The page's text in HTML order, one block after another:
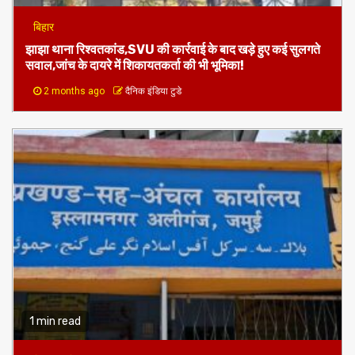
बिहार
झाझा थाना रिश्वतकांड,SVU की कार्रवाई के बाद खड़े हुए कई सुलगते
सवाल,जांच के दायरे में शिकायतकर्ता की भी भूमिका!
2 months ago दैनिक इंडिया टुडे
1 min read